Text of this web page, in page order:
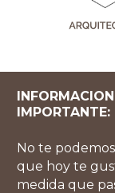
IMPORTANTE:
No te
que hoy te
medida que